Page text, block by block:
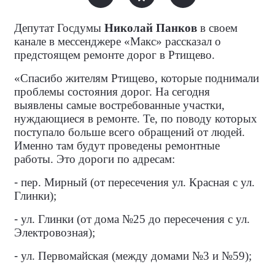
Депутат Госдумы Николай Панков в своем
канале в мессенджере «Макс» рассказал о
предстоящем ремонте дорог в Ртищево.
«Спасибо жителям Ртищево, которые поднимали
проблемы состояния дорог. На сегодня
выявлены самые востребованные участки,
нуждающиеся в ремонте. Те, по поводу которых
поступало больше всего обращений от людей.
Именно там будут проведены ремонтные
работы. Это дороги по адресам:
- пер. Мирный (от пересечения ул. Красная с ул.
Глинки);
- ул. Глинки (от дома №25 до пересечения с ул.
Электровозная);
- ул. Первомайская (между домами №3 и №59);